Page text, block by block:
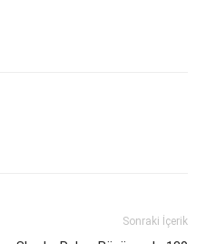
Sonraki İçerik